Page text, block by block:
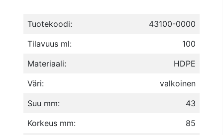
Tuotekoodi:
43100-0000
Tilavuus ml:
100
Materiaali:
HDPE
Väri:
valkoinen
Suu mm:
43
Korkeus mm:
85